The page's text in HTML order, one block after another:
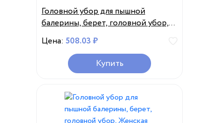
Головной убор для пышной
балерины, берет, головной убор,
Женская официальная форма,
головной убор, аксессуар,
головной убор, аксессуары для
костюма
Цена: 508.03 ₽
Купить